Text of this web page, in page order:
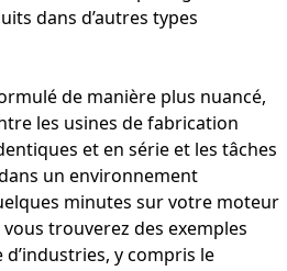
dans d’autres types
de manière plus nuancé,
les usines de fabrication
et en série et les tâches
un environnement
minutes sur votre moteur
trouverez des exemples
y compris le